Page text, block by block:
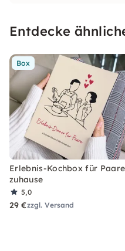
Entdecke
Box
Erlebnis-Kochbox für Paare
zuhause
5,0
29 €zzgl. Versand